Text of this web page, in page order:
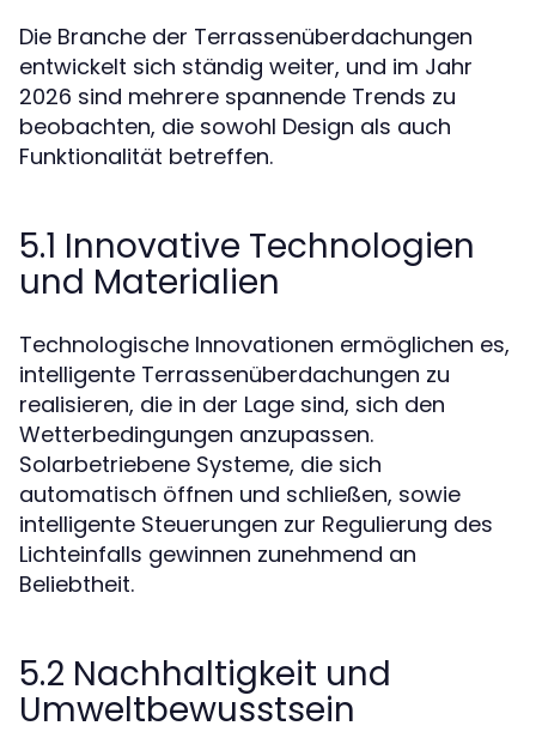
Die Branche der Terrassenüberdachungen
entwickelt sich ständig weiter, und im Jahr
2026 sind mehrere spannende Trends zu
beobachten, die sowohl Design als auch
Funktionalität betreffen.
5.1 Innovative Technologien
und Materialien
Technologische Innovationen ermöglichen es,
intelligente Terrassenüberdachungen zu
realisieren, die in der Lage sind, sich den
Wetterbedingungen anzupassen.
Solarbetriebene Systeme, die sich
automatisch öffnen und schließen, sowie
intelligente Steuerungen zur Regulierung des
Lichteinfalls gewinnen zunehmend an
Beliebtheit.
5.2 Nachhaltigkeit und
Umweltbewusstsein